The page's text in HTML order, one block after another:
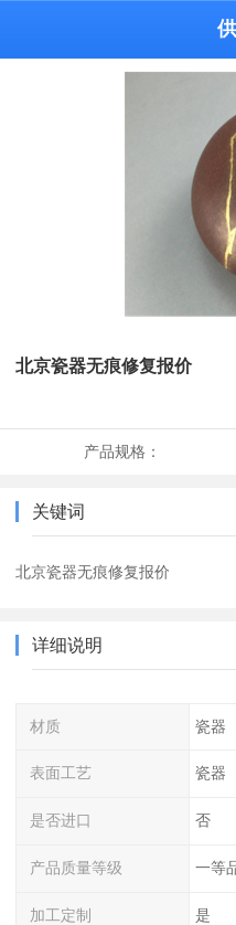
北京瓷器无痕修复报价
产品规格：
关键词
北京瓷器无痕修复报价
详细说明
材质 瓷器
表面工艺 瓷器
是否进口 否
产品质量等级 一等
加工定制 是